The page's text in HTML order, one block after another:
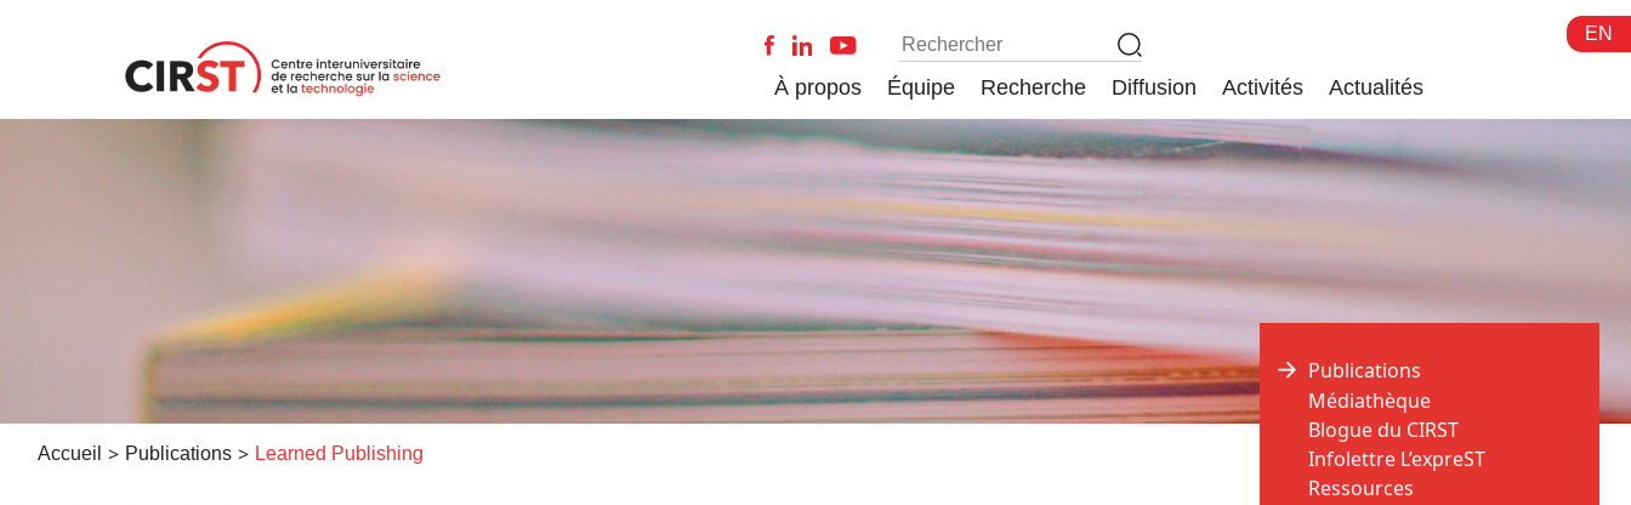
EN
À propos Équipe Recherche Diffusion Activités Actualités
Accueil > Publications > Learned Publishing
Publications
Médiathèque
Blogue du CIRST
Infolettre L’expreST
Ressources